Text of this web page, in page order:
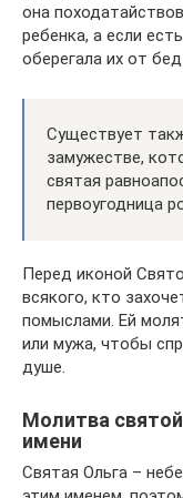
она
ребенка, а если
оберегала их от
Существует
замужестве,
святая
первоугодница
Перед иконой
всякого, кто
помыслами. Ей
или мужа, чтобы
душе.
Молитва
имени
Святая Ольга –